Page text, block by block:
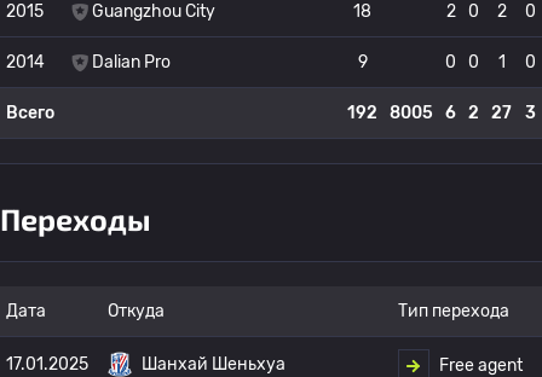
2015 Guangzhou City 18 2 0 2 0
2014 Dalian Pro 9 0 0 1 0
Всего 192 8005 6 2 27 3
Переходы
Дата Откуда Тип перехода
17.01.2025 Шанхай Шеньхуа Free agent